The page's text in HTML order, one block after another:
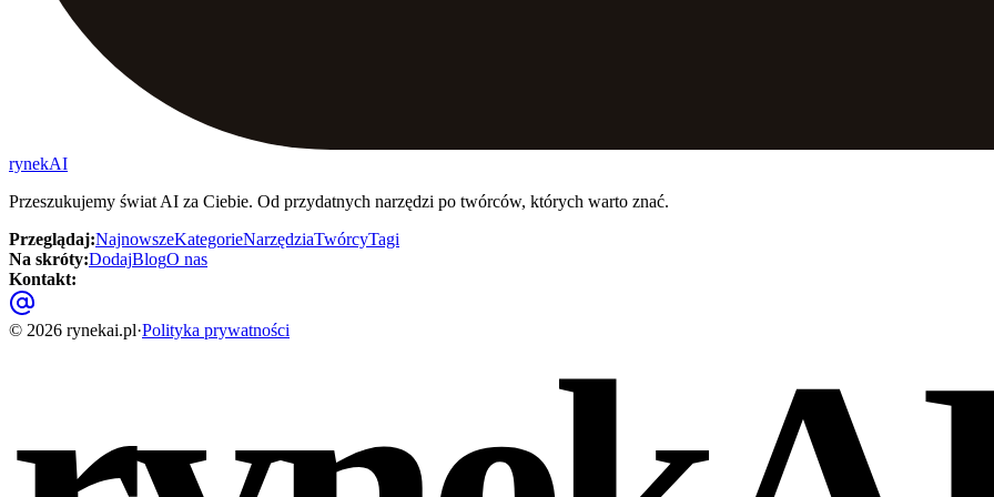
rynekAI
Przeszukujemy świat AI za Ciebie. Od przydatnych narzędzi po twórców, których warto znać.
Przeglądaj:NajnowszeKategorieNarzędziaTwórcyTagi
Na skróty:DodajBlogO nas
Kontakt:
© 2026 rynekai.pl·Polityka prywatności